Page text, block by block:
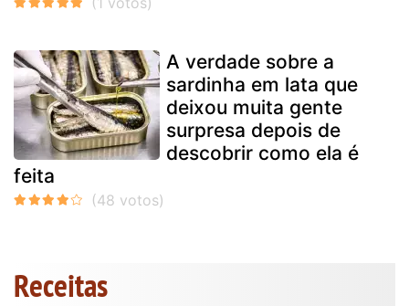
A verdade sobre a
sardinha em lata que
deixou muita gente
surpresa depois de
descobrir como ela é
feita
Receitas